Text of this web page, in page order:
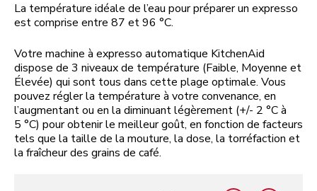
La température idéale de l’eau pour préparer un expresso
est comprise entre 87 et 96 °C.
Votre machine à expresso automatique KitchenAid
dispose de 3 niveaux de température (Faible, Moyenne et
Élevée) qui sont tous dans cette plage optimale. Vous
pouvez régler la température à votre convenance, en
l’augmentant ou en la diminuant légèrement (+/- 2 °C à
5 °C) pour obtenir le meilleur goût, en fonction de facteurs
tels que la taille de la mouture, la dose, la torréfaction et
la fraîcheur des grains de café.